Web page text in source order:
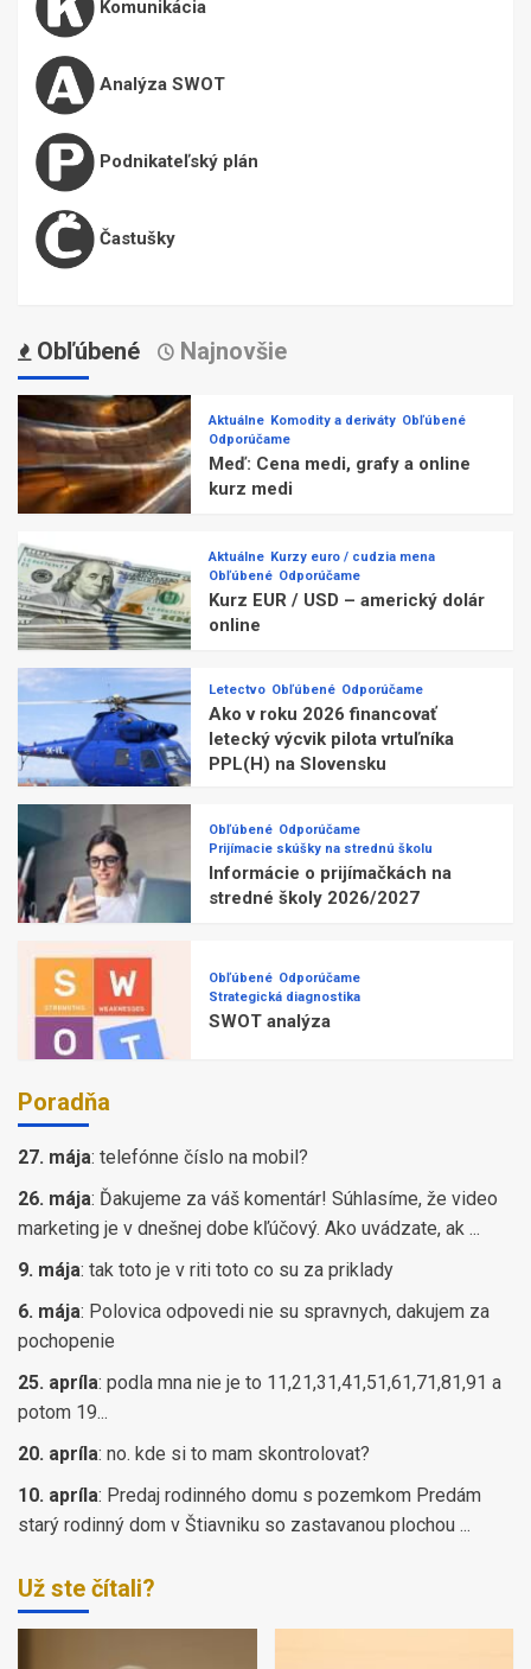
Komunikácia
Analýza SWOT
Podnikateľský plán
Častušky
Obľúbené Najnovšie
Aktuálne Komodity a deriváty Obľúbené
Odporúčame
Meď: Cena medi, grafy a online
kurz medi
Aktuálne Kurzy euro / cudzia mena
Obľúbené Odporúčame
Kurz EUR / USD – americký dolár
online
Letectvo Obľúbené Odporúčame
Ako v roku 2026 financovať
letecký výcvik pilota vrtuľníka
PPL(H) na Slovensku
Obľúbené Odporúčame
Prijímacie skúšky na strednú školu
Informácie o prijímačkách na
stredné školy 2026/2027
Obľúbené Odporúčame
Strategická diagnostika
SWOT analýza
Poradňa
27. mája: telefónne číslo na mobil?
26. mája: Ďakujeme za váš komentár! Súhlasíme, že video
marketing je v dnešnej dobe kľúčový. Ako uvádzate, ak ...
9. mája: tak toto je v riti toto co su za priklady
6. mája: Polovica odpovedi nie su spravnych, dakujem za
pochopenie
25. apríla: podla mna nie je to 11,21,31,41,51,61,71,81,91 a
potom 19...
20. apríla: no. kde si to mam skontrolovat?
10. apríla: Predaj rodinného domu s pozemkom Predám
starý rodinný dom v Štiavniku so zastavanou plochou ...
Už ste čítali?